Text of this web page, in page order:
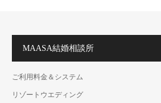
MAASA結婚相談所
ご利用料金＆システム
リゾートウエディング